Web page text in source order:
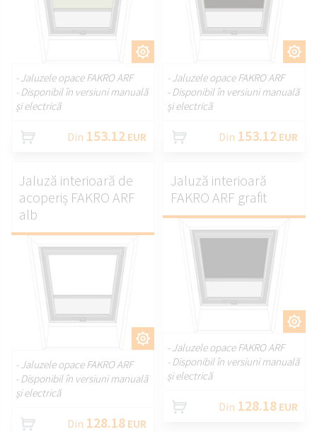
- Jaluzele opace FAKRO ARF
- Disponibil în versiuni manuală
și electrică
Din 153.12 EUR
- Jaluzele opace FAKRO ARF
- Disponibil în versiuni manuală
și electrică
Din 153.12 EUR
Jaluză interioară de
acoperiș FAKRO ARF
alb
- Jaluzele opace FAKRO ARF
- Disponibil în versiuni manuală
și electrică
Din 128.18 EUR
Jaluză interioară
FAKRO ARF grafit
- Jaluzele opace FAKRO ARF
- Disponibil în versiuni manuală
și electrică
Din 128.18 EUR